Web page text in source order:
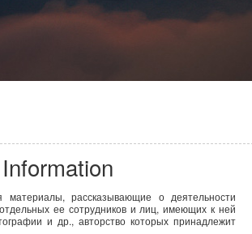
материалы, рассказывающие о деятельности
ее сотрудников и лиц, имеющих к ней
и др., авторство которых принадлежит